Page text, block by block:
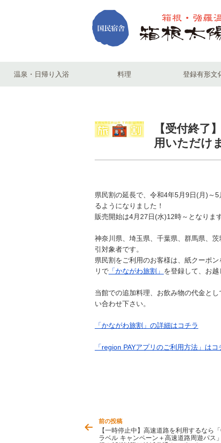
温泉・日帰り入浴 料理 登録有形文
【受付終
用いただけ
県民割の延長で、令和4年5月9日(月)～
るようになりました！
販売開始は4月27日(水)12時～となります
神奈川県、埼玉県、千葉県、群馬県、
引対象者です。
県民割をご利用のお客様は、紙クーポ
リで 「かながわ旅割」 を登録して、お越
当館での追加料理、お飲み物の代金と
い合わせ下さい。
「かながわ旅割」の詳細はコチラ
「region PAYアプリのご利用方法」はコ
前の投稿
【一時停止中】高速道路を利用するなら
ラベル キャンペーン＋高速道路周遊パス